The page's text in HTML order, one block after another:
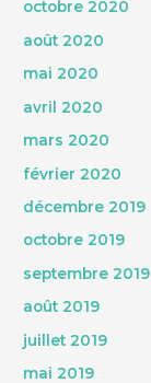
octobre 2020
août 2020
mai 2020
avril 2020
mars 2020
février 2020
décembre 2019
octobre 2019
septembre 2019
août 2019
juillet 2019
mai 2019